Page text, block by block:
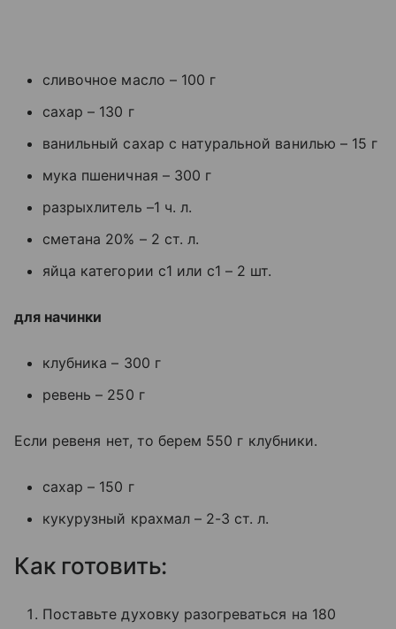
сливочное масло – 100 г
сахар – 130 г
ванильный сахар с натуральной ванилью – 15 г
мука пшеничная – 300 г
разрыхлитель –1 ч. л.
сметана 20% – 2 ст. л.
яйца категории с1 или с1 – 2 шт.
для начинки
клубника – 300 г
ревень – 250 г
Если ревеня нет, то берем 550 г клубники.
сахар – 150 г
кукурузный крахмал – 2-3 ст. л.
Как готовить:
Поставьте духовку разогреваться на 180